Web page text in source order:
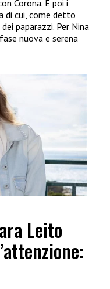
Corona. E poi i
di cui, come detto
paparazzi. Per Nina
nuova e serena
Leito